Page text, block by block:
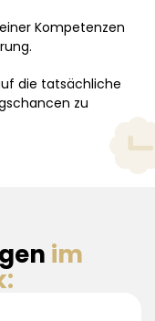
Kompetenzen
die tatsächliche
zu
im